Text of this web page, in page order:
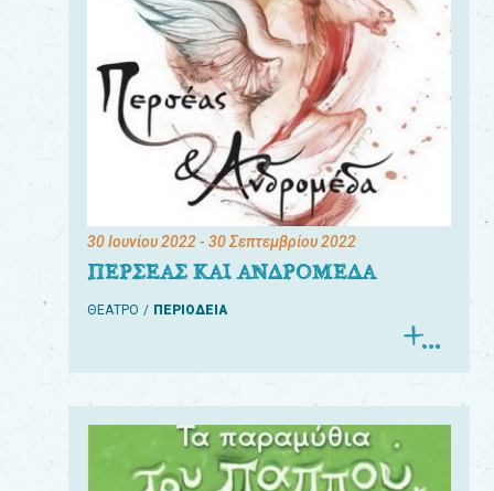
30 Ιουνίου 2022- 30 Σεπτεμβρίου 2022
ΠΕΡΣΕΑΣ ΚΑΙ ΑΝΔΡΟΜΕΔΑ
ΘΕΑΤΡΟ ΠΕΡΙΟΔΕΙΑ